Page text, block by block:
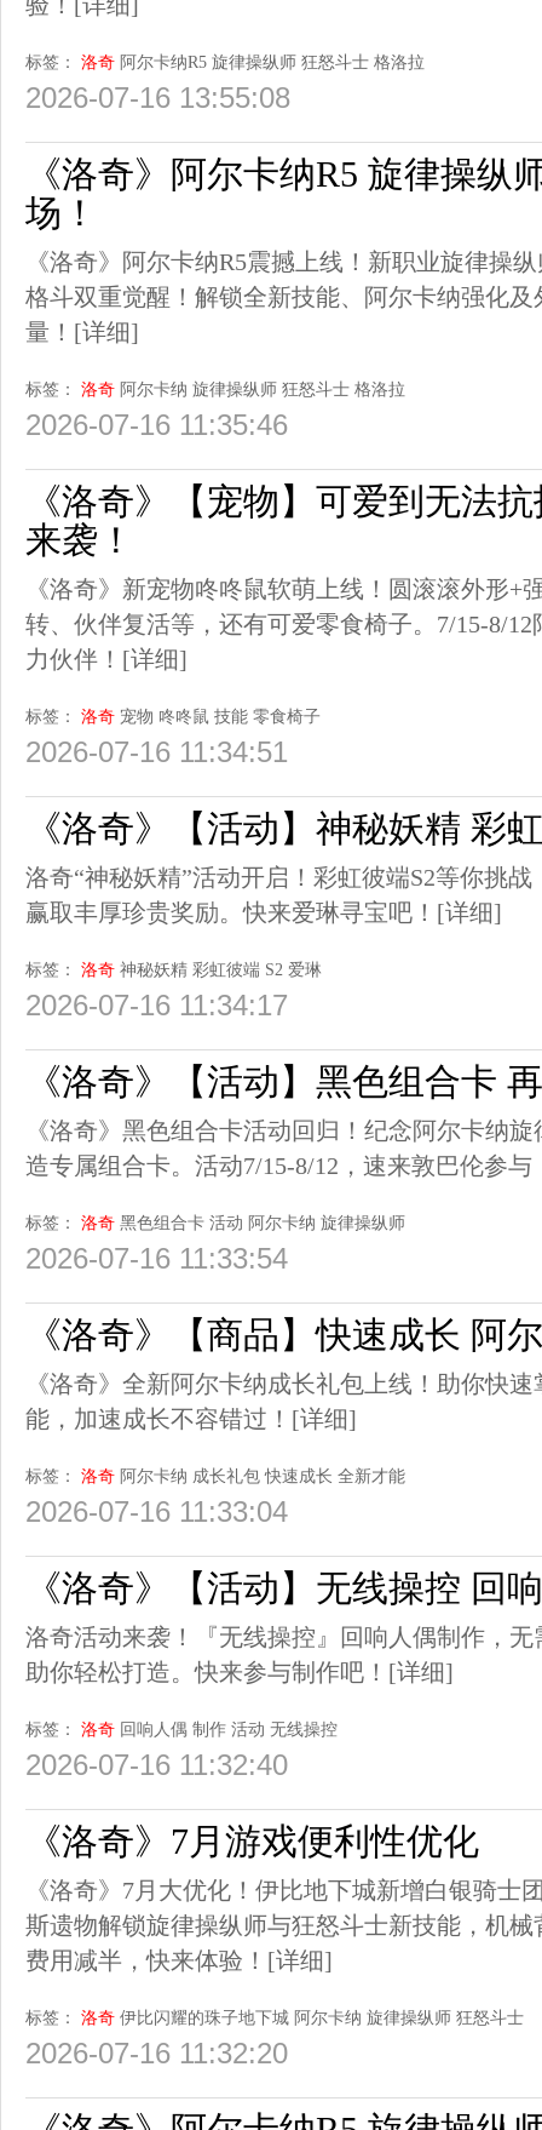
标签： 洛奇 阿尔卡纳R5 旋律操纵师 狂怒斗士 格洛拉
2026-07-16 13:55:08
《洛奇》阿尔卡纳R5 旋律操纵
场！
《洛奇》阿尔卡纳R5震撼上线！新职业旋律操
格斗双重觉醒！解锁全新技能、阿尔卡纳强化
量！ [详细]
标签： 洛奇 阿尔卡纳 旋律操纵师 狂怒斗士 格洛拉
2026-07-16 11:35:46
《洛奇》【宠物】可爱到无法
来袭！
《洛奇》新宠物咚咚鼠软萌上线！圆滚滚外形+
转、伙伴复活等，还有可爱零食椅子。7/15-8/
力伙伴！ [详细]
标签： 洛奇 宠物 咚咚鼠 技能 零食椅子
2026-07-16 11:34:51
《洛奇》【活动】神秘妖精 彩
洛奇“神秘妖精”活动开启！彩虹彼端S2等你挑
赢取丰厚珍贵奖励。快来爱琳寻宝吧！ [详细]
标签： 洛奇 神秘妖精 彩虹彼端 S2 爱琳
2026-07-16 11:34:17
《洛奇》【活动】黑色组合卡
《洛奇》黑色组合卡活动回归！纪念阿尔卡纳
造专属组合卡。活动7/15-8/12，速来敦巴伦参与
标签： 洛奇 黑色组合卡 活动 阿尔卡纳 旋律操纵师
2026-07-16 11:33:54
《洛奇》【商品】快速成长 阿
《洛奇》全新阿尔卡纳成长礼包上线！助你快
能，加速成长不容错过！ [详细]
标签： 洛奇 阿尔卡纳 成长礼包 快速成长 全新才能
2026-07-16 11:33:04
《洛奇》【活动】无线操控 回
洛奇活动来袭！『无线操控』回响人偶制作，无
助你轻松打造。快来参与制作吧！ [详细]
标签： 洛奇 回响人偶 制作 活动 无线操控
2026-07-16 11:32:40
《洛奇》7月游戏便利性优化
《洛奇》7月大优化！伊比地下城新增白银骑士
斯遗物解锁旋律操纵师与狂怒斗士新技能，机
费用减半，快来体验！ [详细]
标签： 洛奇 伊比闪耀的珠子地下城 阿尔卡纳 旋律操纵师 狂怒斗士
2026-07-16 11:32:20